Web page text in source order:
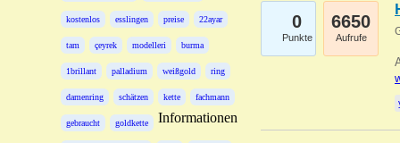
kostenlos esslingen preise 22ayar
tam çeyrek modelleri burma
1brillant palladium weißgold ring
damenring schätzen kette fachmann
gebraucht goldkette Informationen
0
Punkte
6650
Aufrufe